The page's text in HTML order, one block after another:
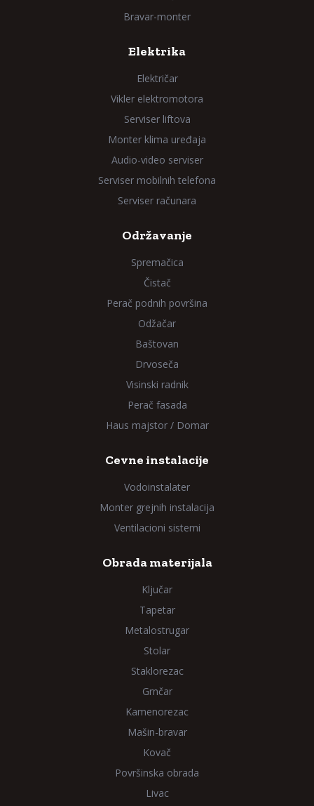
Bravar-monter
Elektrika
Električar
Vikler elektromotora
Serviser liftova
Monter klima uređaja
Audio-video serviser
Serviser mobilnih telefona
Serviser računara
Održavanje
Spremačica
Čistač
Perač podnih površina
Odžačar
Baštovan
Drvoseča
Visinski radnik
Perač fasada
Haus majstor / Domar
Cevne instalacije
Vodoinstalater
Monter grejnih instalacija
Ventilacioni sistemi
Obrada materijala
Ključar
Tapetar
Metalostrugar
Stolar
Staklorezac
Grnčar
Kamenorezac
Mašin-bravar
Kovač
Površinska obrada
Livac